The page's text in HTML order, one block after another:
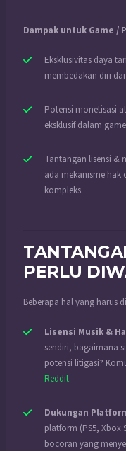
Dampak untuk Game /
Eksklusivitas daya
membedakan diri
Potensi monetisasi
eksklusif dalam
Tantangan lisensi &
ada mekanisme hak
kompleks.
PERLU
Beberapa hal yang harus
Lisensi Musik &
sendiri, bagaimana
potensi litigasi?
Reddit.
Dukungan
platform (PS5, Xbox
bocoran yang